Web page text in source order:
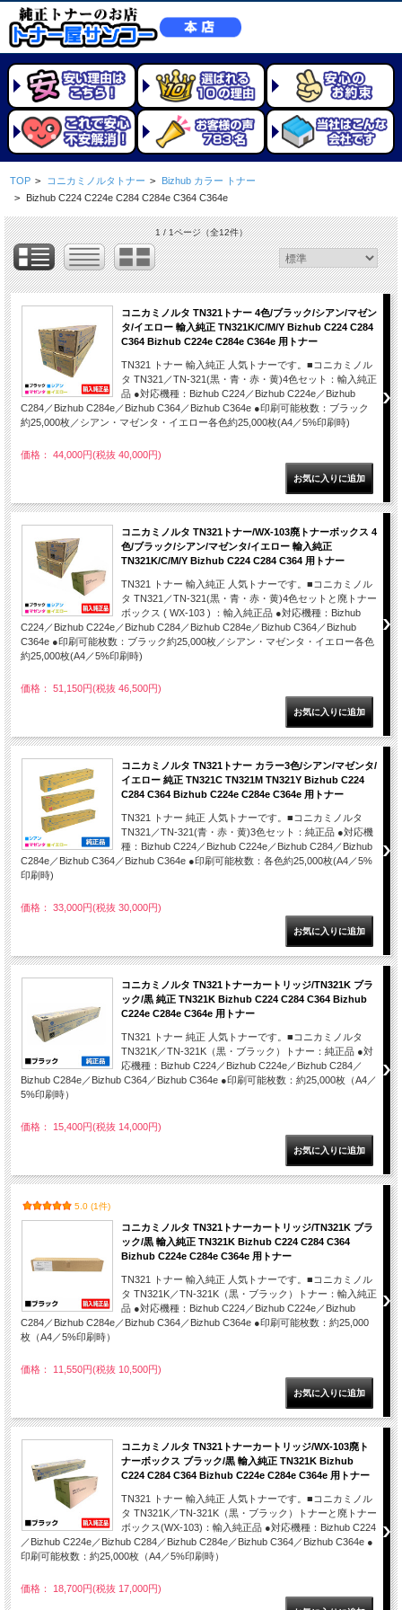
TOP > コニカミノルタトナー > Bizhub カラー トナー
> Bizhub C224 C224e C284 C284e C364 C364e
1 / 1ページ（全12件）
コニカミノルタ TN321トナー 4色/ブラック/シアン/マゼン
タ/イエロー 輸入純正 TN321K/C/M/Y Bizhub C224 C284
C364 Bizhub C224e C284e C364e 用トナー
TN321 トナー 輸入純正 人気トナーです。■コニカミノル
タ TN321／TN-321(黒・青・赤・黄)4色セット：輸入純正
品 ●対応機種：Bizhub C224／Bizhub C224e／Bizhub
C284／Bizhub C284e／Bizhub C364／Bizhub C364e ●印刷可能枚数：ブラック
約25,000枚／シアン・マゼンタ・イエロー各色約25,000枚(A4／5%印刷時)
価格： 44,000円(税抜 40,000円)
コニカミノルタ TN321トナー/WX-103廃トナーボックス 4
色/ブラック/シアン/マゼンタ/イエロー 輸入純正
TN321K/C/M/Y Bizhub C224 C284 C364 用トナー
TN321 トナー 輸入純正 人気トナーです。■コニカミノル
タ TN321／TN-321(黒・青・赤・黄)4色セットと廃トナー
ボックス ( WX-103 ) ：輸入純正品 ●対応機種：Bizhub
C224／Bizhub C224e／Bizhub C284／Bizhub C284e／Bizhub C364／Bizhub
C364e ●印刷可能枚数：ブラック約25,000枚／シアン・マゼンタ・イエロー各色
約25,000枚(A4／5%印刷時)
価格： 51,150円(税抜 46,500円)
コニカミノルタ TN321トナー カラー3色/シアン/マゼンタ/
イエロー 純正 TN321C TN321M TN321Y Bizhub C224
C284 C364 Bizhub C224e C284e C364e 用トナー
TN321 トナー 純正 人気トナーです。■コニカミノルタ
TN321／TN-321(青・赤・黄)3色セット：純正品 ●対応機
種：Bizhub C224／Bizhub C224e／Bizhub C284／Bizhub
C284e／Bizhub C364／Bizhub C364e ●印刷可能枚数：各色約25,000枚(A4／5%
印刷時)
価格： 33,000円(税抜 30,000円)
コニカミノルタ TN321トナーカートリッジ/TN321K ブラ
ック/黒 純正 TN321K Bizhub C224 C284 C364 Bizhub
C224e C284e C364e 用トナー
TN321 トナー 純正 人気トナーです。■コニカミノルタ
TN321K／TN-321K（黒・ブラック）トナー：純正品 ●対
応機種：Bizhub C224／Bizhub C224e／Bizhub C284／
Bizhub C284e／Bizhub C364／Bizhub C364e ●印刷可能枚数：約25,000枚（A4／
5%印刷時）
価格： 15,400円(税抜 14,000円)
5.0 (1件)
コニカミノルタ TN321トナーカートリッジ/TN321K ブラ
ック/黒 輸入純正 TN321K Bizhub C224 C284 C364
Bizhub C224e C284e C364e 用トナー
TN321 トナー 輸入純正 人気トナーです。■コニカミノル
タ TN321K／TN-321K（黒・ブラック）トナー：輸入純正
品 ●対応機種：Bizhub C224／Bizhub C224e／Bizhub
C284／Bizhub C284e／Bizhub C364／Bizhub C364e ●印刷可能枚数：約25,000
枚（A4／5%印刷時）
価格： 11,550円(税抜 10,500円)
コニカミノルタ TN321トナーカートリッジ/WX-103廃ト
ナーボックス ブラック/黒 輸入純正 TN321K Bizhub
C224 C284 C364 Bizhub C224e C284e C364e 用トナー
TN321 トナー 輸入純正 人気トナーです。■コニカミノル
タ TN321K／TN-321K（黒・ブラック）トナーと廃トナー
ボックス(WX-103)：輸入純正品 ●対応機種：Bizhub C224
／Bizhub C224e／Bizhub C284／Bizhub C284e／Bizhub C364／Bizhub C364e ●
印刷可能枚数：約25,000枚（A4／5%印刷時）
価格： 18,700円(税抜 17,000円)